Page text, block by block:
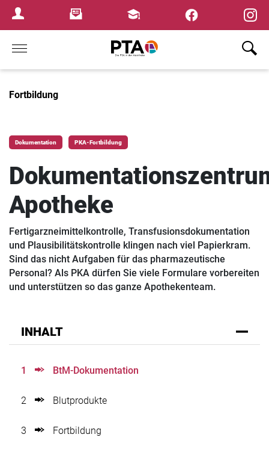
Login MenuNewsletterFortbildungen
Home
Fortbildung
Dokumentation PKA-Fortbildung
Apotheke
Fertigarzneimittelkontrolle, Transfusionsdokumentation
und Plausibilitätskontrolle klingen nach viel Papierkram.
Sind das nicht Aufgaben für das pharmazeutische
Personal? Als PKA dürfen Sie viele Formulare vorbereiten
und unterstützen so das ganze Apothekenteam.
INHALT
1 BtM-Dokumentation
2 Blutprodukte
3 Fortbildung
×